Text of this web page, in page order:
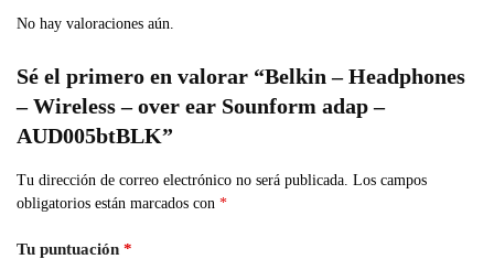
No hay valoraciones aún.
Sé el primero en valorar “Belkin – Headphones
– Wireless – over ear Sounform adap –
AUD005btBLK”
Tu dirección de correo electrónico no será publicada. Los campos
obligatorios están marcados con *
Tu puntuación *